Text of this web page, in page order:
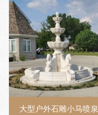
大型户外石雕小马喷泉